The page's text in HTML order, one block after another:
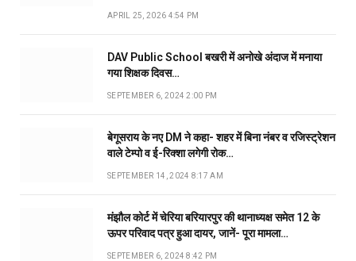
APRIL 25, 2026 4:54 PM
DAV Public School बखरी में अनोखे अंदाज में मनाया
गया शिक्षक दिवस…
SEPTEMBER 6, 2024 2:00 PM
बेगूसराय के नए DM ने कहा- शहर में बिना नंबर व रजिस्ट्रेशन
वाले टेम्पो व ई-रिक्शा लगेगी रोक…
SEPTEMBER 14, 2024 8:17 AM
मंझौल कोर्ट में चेरिया बरियारपुर की थानाध्यक्ष समेत 12 के
ऊपर परिवाद पत्र हुआ दायर, जानें- पूरा मामला…
SEPTEMBER 6, 2024 8:42 PM